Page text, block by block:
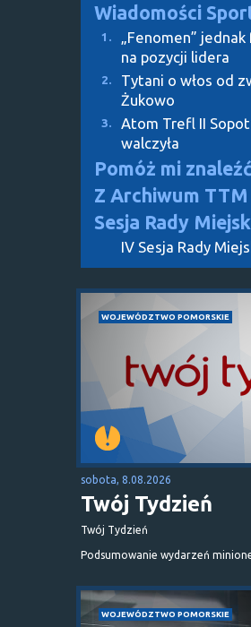
Wiadomości
1.
„Fenomen”
na pozycji lidera
2.
Tytani o włos od
Żukowo
3.
Atom Trefl II
walczyła
Pomóż mi
Z Archiwum TTM
Sesja Rady
IV Sesja Rady
WOJEWÓDZTWO POMORSKIE
sobota, 8.08.2026
Twój Tydzień
Twój Tydzień
Podsumowanie wydarzeń
WOJEWÓDZTWO POMORSKIE